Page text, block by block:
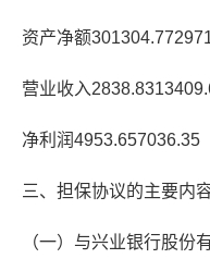
资产净额
营业收入
净利润4953.657036.35
三、担保协议的主要内
（一）与兴业银行股份